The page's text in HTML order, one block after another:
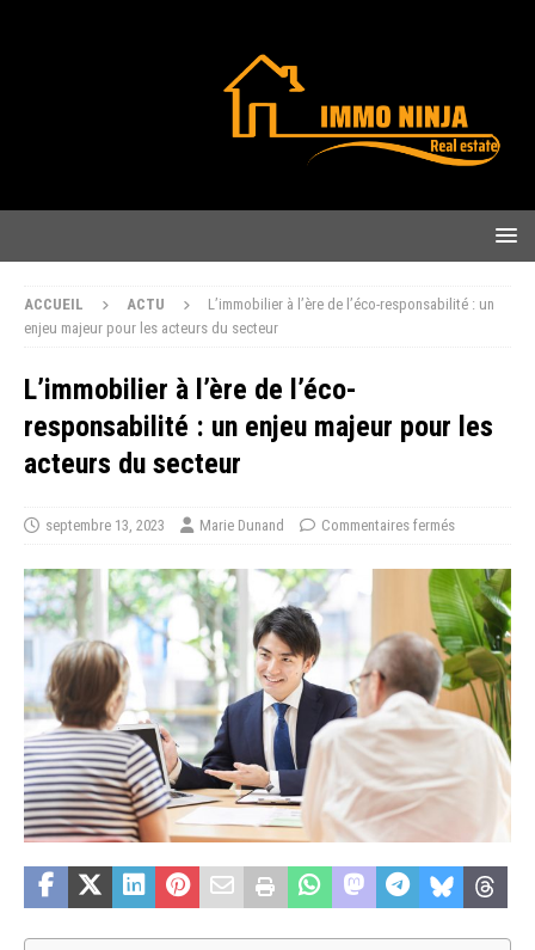
ACCUEIL ACTU
L’immobilier à l’ère de l’éco-responsabilité : un
enjeu majeur pour les acteurs du secteur
L’immobilier à l’ère de l’éco-
responsabilité : un enjeu majeur pour les
acteurs du secteur
septembre 13, 2023 Marie Dunand Commentaires fermés